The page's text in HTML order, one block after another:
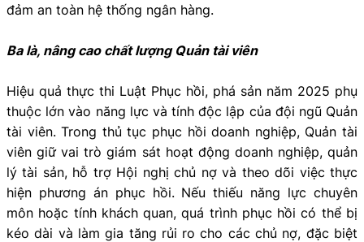
đảm an toàn hệ thống ngân hàng.
Ba là, nâng cao chất lượng Quản tài viên
Hiệu quả thực thi Luật Phục hồi, phá sản năm 2025 phụ
thuộc lớn vào năng lực và tính độc lập của đội ngũ Quản
tài viên. Trong thủ tục phục hồi doanh nghiệp, Quản tài
viên giữ vai trò giám sát hoạt động doanh nghiệp, quản
lý tài sản, hỗ trợ Hội nghị chủ nợ và theo dõi việc thực
hiện phương án phục hồi. Nếu thiếu năng lực chuyên
môn hoặc tính khách quan, quá trình phục hồi có thể bị
kéo dài và làm gia tăng rủi ro cho các chủ nợ, đặc biệt